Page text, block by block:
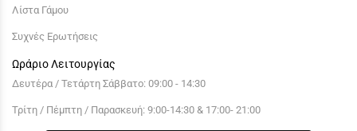
Λίστα Γάμου
Συχνές Ερωτήσεις
Ωράριο Λειτουργίας
Δευτέρα / Τετάρτη Σάββατο: 09:00 - 14:30
Τρίτη / Πέμπτη / Παρασκευή: 9:00-14:30 & 17:00- 21:00